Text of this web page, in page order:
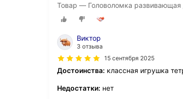
Товар — Головоломка развивающая
Виктор
3 отзыва
15 сентября 2025
Достоинства: классная игрушка
Недостатки: нет